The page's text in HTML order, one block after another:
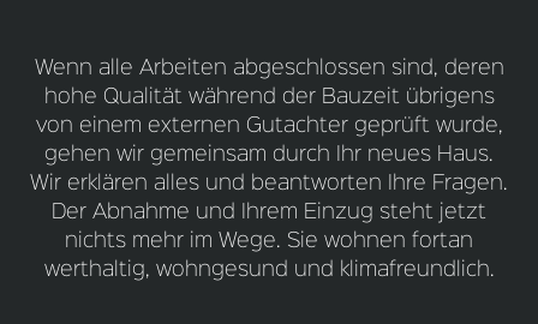
Wenn alle Arbeiten abgeschlossen sind, deren
hohe Qualität während der Bauzeit übrigens
von einem externen Gutachter geprüft wurde,
gehen wir gemeinsam durch Ihr neues Haus.
Wir erklären alles und beantworten Ihre Fragen.
Der Abnahme und Ihrem Einzug steht jetzt
nichts mehr im Wege. Sie wohnen fortan
werthaltig, wohngesund und klimafreundlich.